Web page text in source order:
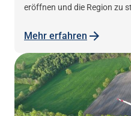
eröffnen und die Region zu
Mehr erfahren